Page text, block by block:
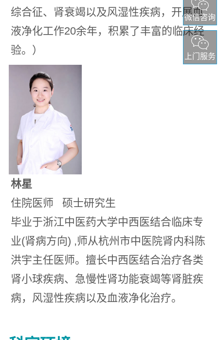
微信咨询
上门服务
综合征、肾衰竭以及风湿性疾病，开展血
液净化工作20余年，积累了丰富的临床经
验。）
林星
住院医师 硕士研究生
毕业于浙江中医药大学中西医结合临床专
业(肾病方向) ,师从杭州市中医院肾内科陈
洪宇主任医师。擅长中西医结合治疗各类
肾小球疾病、急慢性肾功能衰竭等肾脏疾
病，风湿性疾病以及血液净化治疗。